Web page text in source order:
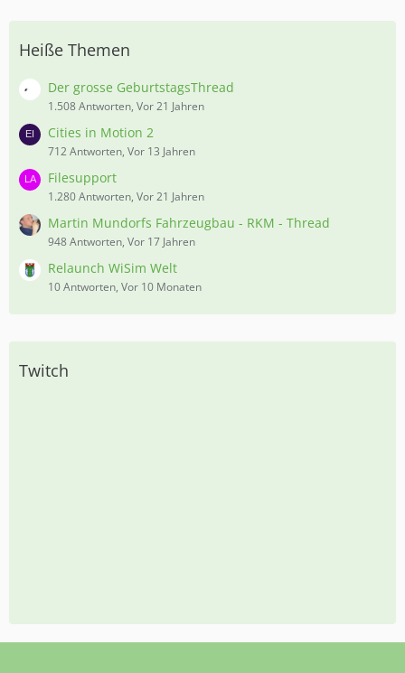
Heiße Themen
Der grosse GeburtstagsThread
1.508 Antworten, Vor 21 Jahren
Cities in Motion 2
712 Antworten, Vor 13 Jahren
Filesupport
1.280 Antworten, Vor 21 Jahren
Martin Mundorfs Fahrzeugbau - RKM - Thread
948 Antworten, Vor 17 Jahren
Relaunch WiSim Welt
10 Antworten, Vor 10 Monaten
Twitch